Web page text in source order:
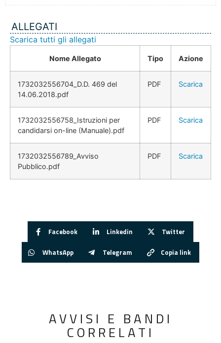
ALLEGATI
Scarica tutti gli allegati
Nome Allegato Tipo Azione
1732032556704_D.D. 469 del
14.06.2018.pdf
PDF Scarica
1732032556758_Istruzioni per
candidarsi on-line (Manuale).pdf
PDF Scarica
1732032556789_Avviso
Pubblico.pdf
PDF Scarica
Facebook Linkedin Twitter
WhatsApp Telegram Copia link
AVVISI E BANDI
CORRELATI